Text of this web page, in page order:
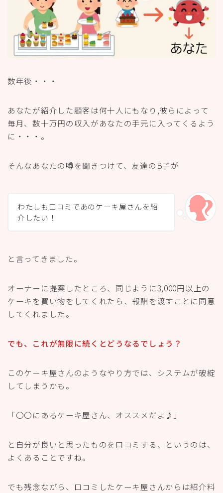
数年後・・・
あなたが紹介した顧客は何十人にもなり,彼らによって
毎月、数十万円の収入があなたの手元に入ってくるよう
に・・・。
そんなあなたの噂を聞きつけて、友達のB子が
わたしも口コミであのケーキ屋さんを紹
介したい！
と言ってきました。
オーナーに提案したところ、同じように3,000円以上の
ケーキを買い物をしてくれたら、報酬を渡すことに同意
してくれました。
でも、これが無限に続くとどうなるでしょう？
このケーキ屋さんのようなやり方では、システムが破綻
してしまうかも。
「〇〇にあるケーキ屋さん、オススメだよ♪」
と自分が良いと思ったものを口コミする、というのは、
よくあることですね。
でも残念ながら、口コミしたケーキ屋さんからは紹介料